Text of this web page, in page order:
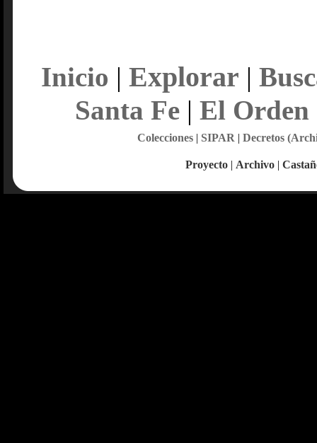
Inicio | Explorar |
Santa Fe| El Orden
Colecciones| SIPAR | Decretos
Proyecto | Archivo |